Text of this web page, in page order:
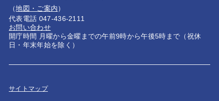
（地図・ご案内）
代表電話 047-436-2111
お問い合わせ
開庁時間 月曜から金曜までの午前9時から午後5時まで（祝休
日・年末年始を除く）
サイトマップ